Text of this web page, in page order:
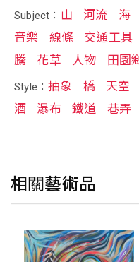
Subject： 山 河流 海
音樂
線條 交通工具
騰
花草 人物 田園
Style：抽象 橋 天空
酒
瀑布 鐵道 巷弄
相關藝術品